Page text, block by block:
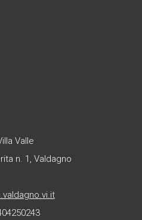
Valle
n. 1, Valdagno